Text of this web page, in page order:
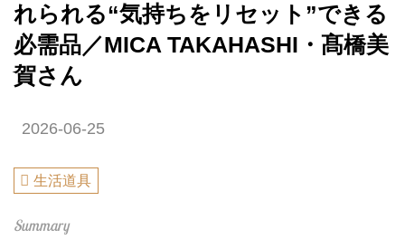
れられる“気持ちをリセット”できる
必需品／MICA TAKAHASHI・髙橋美
賀さん
2026-06-25
生活道具